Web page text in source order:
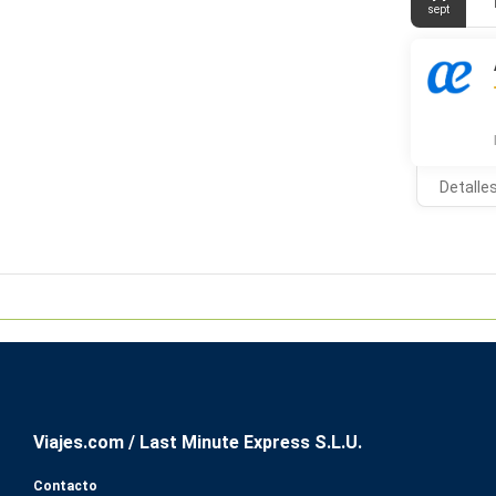
colchones
gratuitos y
Tendrás
eventos
previa
sept
Detalles
Viajes.com / Last Minute Express S.L.U.
Contacto